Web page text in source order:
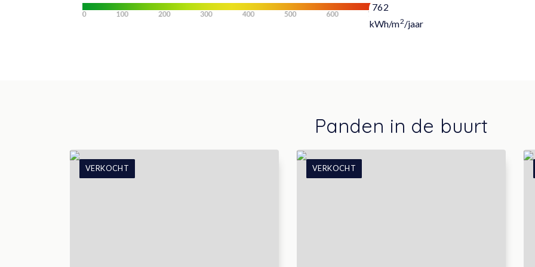
762
kWh/m2/jaar
Panden in de buurt
VERKOCHT VERKOCHT